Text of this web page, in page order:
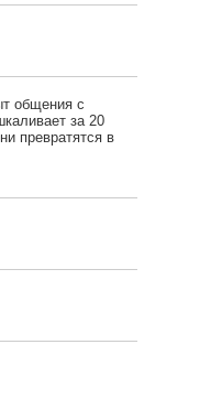
общения с
за 20
превратятся в